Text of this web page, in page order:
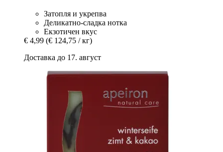
Затопля и укрепва
Деликатно-сладка нотка
Екзотичен вкус
€ 4,99 (€ 124,75 / кг)
Доставка до 17. август